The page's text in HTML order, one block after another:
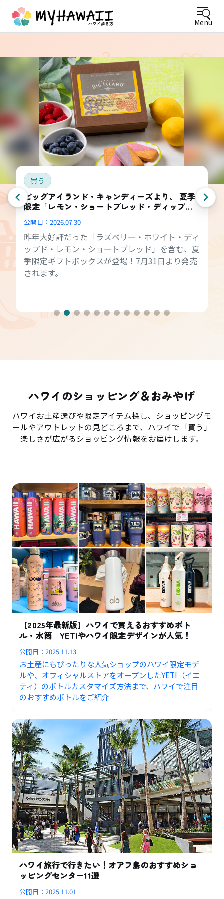
Menu
買う
ビッグアイランド・キャンディーズより、 夏季
限定「レモン・ショートブレッド・ディップ
公開日： 2026.07.30
昨年大好評だった「ラズベリー・ホワイト・ディ
ップド・レモン・ショートブレッド」を含む、夏
季限定ギフトボックスが登場！7月31日より発売
されます。
ハワイのショッピング＆おみやげ
ハワイお土産選びや限定アイテム探し、ショッピングモ
ールやアウトレットの見どころまで、ハワイで「買う」
楽しさが広がるショッピング情報をお届けします。
【2025年最新版】ハワイで買えるおすすめボト
ル・水筒｜YETIやハワイ限定デザインが人気！
公開日：2025.11.13
お土産にもぴったりな人気ショップのハワイ限定モデ
ルや、オフィシャルストアをオープンしたYETI（イエ
ティ）のボトルカスタマイズ方法まで、ハワイで注目
のおすすめボトルをご紹介
ハワイ旅行で行きたい！オアフ島のおすすめショ
ッピングセンター11選
公開日：2025.11.01